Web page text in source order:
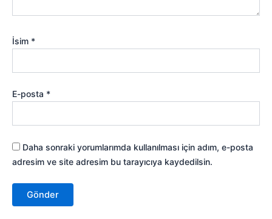
İsim *
E-posta *
Daha sonraki yorumlarımda kullanılması için adım, e-posta
adresim ve site adresim bu tarayıcıya kaydedilsin.